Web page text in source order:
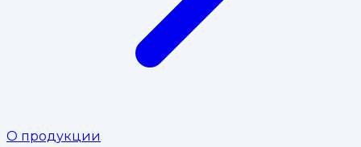
О продукции